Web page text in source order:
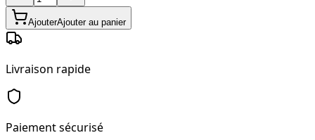
AjouterAjouter au panier
Livraison rapide
Paiement sécurisé